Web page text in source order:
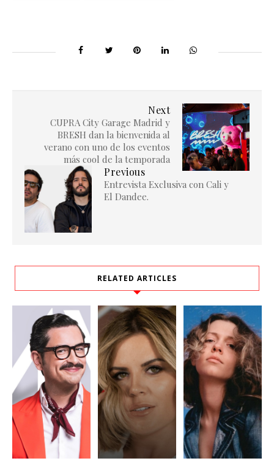
Next
CUPRA City Garage Madrid y
BRESH dan la bienvenida al
verano con uno de los eventos
más cool de la temporada
Previous
Entrevista Exclusiva con Cali y
El Dandee.
RELATED ARTICLES